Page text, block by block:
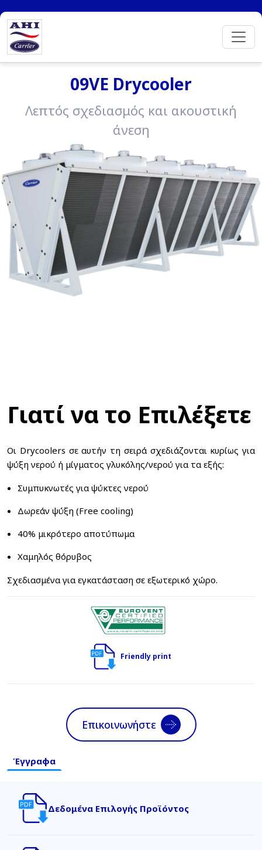
09VE Drycooler
Λεπτός σχεδιασμός και ακουστική
άνεση
Γιατί να το Επιλέξετε
Οι Drycoolers σε αυτήν τη σειρά σχεδιάζονται κυρίως για
ψύξη νερού ή μίγματος γλυκόλης/νερού για τα εξής:
Συμπυκνωτές για ψύκτες νερού
Δωρεάν ψύξη (Free cooling)
40% μικρότερο αποτύπωμα
Χαμηλός θόρυβος
Σχεδιασμένα για εγκατάσταση σε εξωτερικό χώρο.
Friendly print
Επικοινωνήστε
Έγγραφα
Δεδομένα Επιλογής Προϊόντος